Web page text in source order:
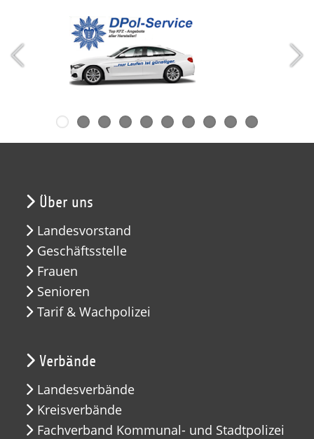
Über uns
Landesvorstand
Geschäftsstelle
Frauen
Senioren
Tarif & Wachpolizei
Verbände
Landesverbände
Kreisverbände
Fachverband Kommunal- und Stadtpolizei